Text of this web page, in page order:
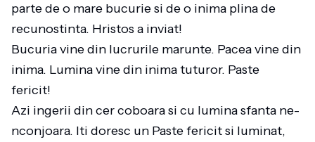
parte de o mare bucurie si de o inima plina de
recunostinta. Hristos a inviat!
Bucuria vine din lucrurile marunte. Pacea vine din
inima. Lumina vine din inima tuturor. Paste
fericit!
Azi ingerii din cer coboara si cu lumina sfanta ne-
nconjoara. Iti doresc un Paste fericit si luminat,